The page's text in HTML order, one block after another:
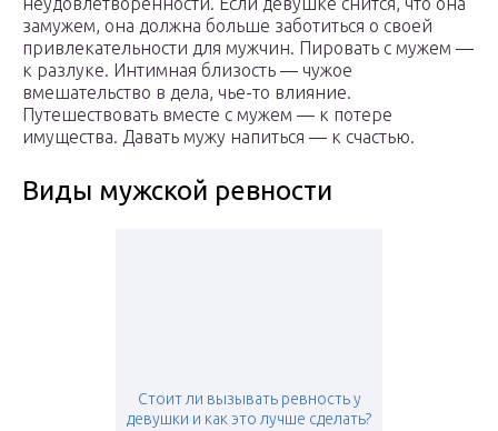
замужем, она должна больше заботиться о своей
привлекательности для мужчин. Пировать с мужем —
к разлуке. Интимная близость — чужое
вмешательство в дела, чье-то влияние.
Путешествовать вместе с мужем — к потере
имущества. Давать мужу напиться — к счастью.
Виды мужской ревности
Стоит ли вызывать ревность у
девушки и как это лучше сделать?